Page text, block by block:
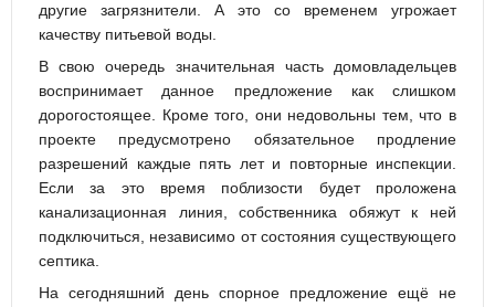
другие загрязнители. А это со временем угрожает
качеству питьевой воды.
В свою очередь значительная часть домовладельцев
воспринимает данное предложение как слишком
дорогостоящее. Кроме того, они недовольны тем, что в
проекте предусмотрено обязательное продление
разрешений каждые пять лет и повторные инспекции.
Если за это время поблизости будет проложена
канализационная линия, собственника обяжут к ней
подключиться, независимо от состояния существующего
септика.
На сегодняшний день спорное предложение ещё не